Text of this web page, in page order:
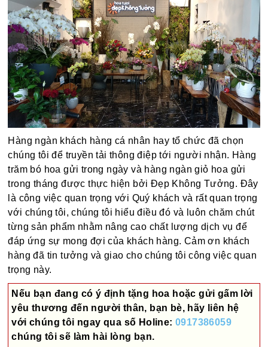
Hàng ngàn khách hàng cá nhân hay tổ chức đã chọn
chúng tôi để truyền tải thông điệp tới người nhận. Hàng
trăm bó hoa gửi trong ngày và hàng ngàn giỏ hoa gửi
trong tháng được thực hiện bởi Đẹp Không Tưởng. Đây
là công việc quan trọng với Quý khách và rất quan trọng
với chúng tôi, chúng tôi hiểu điều đó và luôn chăm chút
từng sản phẩm nhằm nâng cao chất lượng dịch vụ để
đáp ứng sự mong đợi của khách hàng. Cảm ơn khách
hàng đã tin tưởng và giao cho chúng tôi công việc quan
trọng này.
Nếu bạn đang có ý định tặng hoa hoặc gửi gấm lời
yêu thương đến người thân, bạn bè, hãy liên hệ
với chúng tôi ngay qua số Holine:0917386059
chúng tôi sẽ làm hài lòng bạn.